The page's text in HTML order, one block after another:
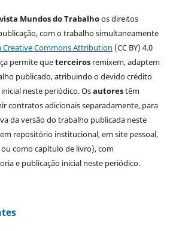
Mundos do Trabalhoos direitos
com o trabalho simultaneamente
Creative Commons Attribution (CC BY) 4.0
permite queterceirosremixem, adaptem
publicado, atribuindo o devido crédito
neste periódico. Osautorestêm
contratos adicionais separadamente, para
da versão do trabalho publicada neste
repositório institucional, em site pessoal,
como capítulo de livro), com
e publicação inicial neste periódico.